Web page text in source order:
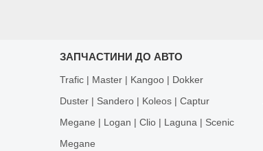
ЗАПЧАСТИНИ ДО АВТО
Trafic | Master | Kangoo | Dokker
Duster | Sandero | Koleos | Captur
Megane | Logan | Clio | Laguna | Scenic
Megane